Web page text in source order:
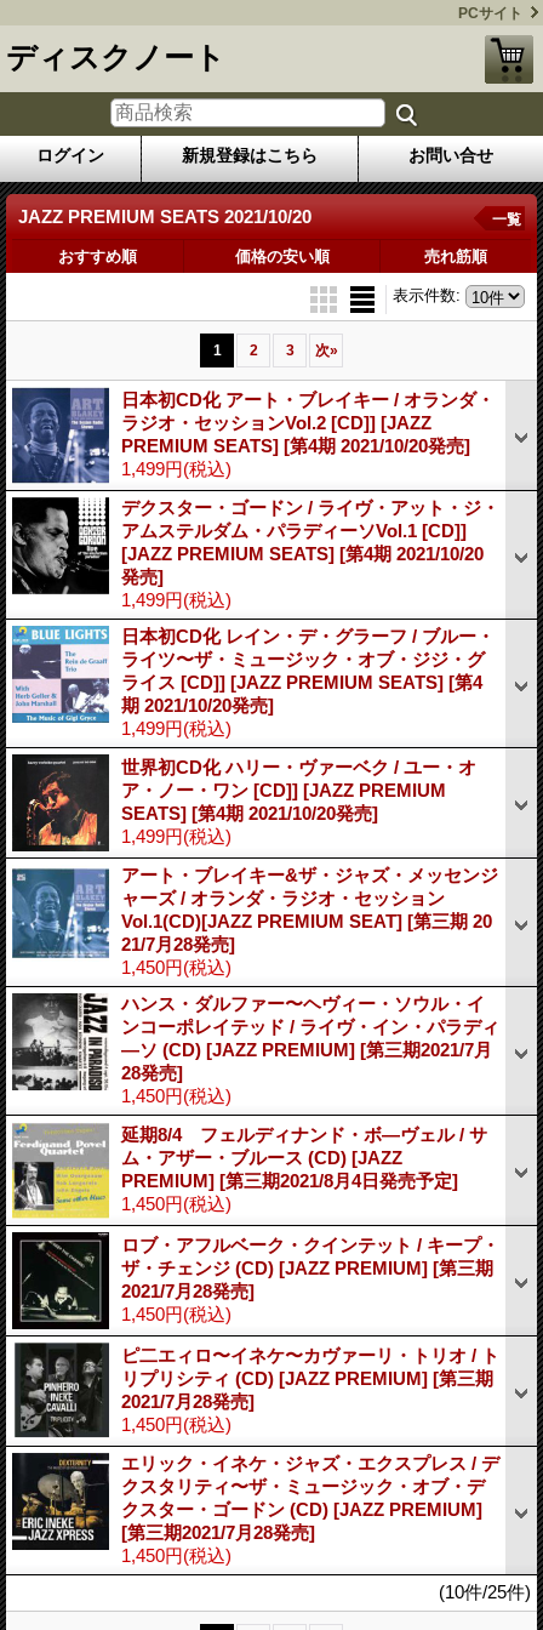
PCサイト
ディスクノート
ログイン 新規登録はこちら お問い合せ
JAZZ PREMIUM SEATS 2021/10/20 一覧
おすすめ順 価格の安い順 売れ筋順
表示件数:
1 2 3 次»
日本初CD化 アート・ブレイキー / オランダ・
ラジオ・セッションVol.2 [CD]] [JAZZ
PREMIUM SEATS] [第4期 2021/10/20発売]
1,499円(税込)
デクスター・ゴードン / ライヴ・アット・ジ・
アムステルダム・パラディーソVol.1 [CD]]
[JAZZ PREMIUM SEATS] [第4期 2021/10/20
発売]
1,499円(税込)
日本初CD化 レイン・デ・グラーフ / ブルー・
ライツ〜ザ・ミュージック・オブ・ジジ・グ
ライス [CD]] [JAZZ PREMIUM SEATS] [第4
期 2021/10/20発売]
1,499円(税込)
世界初CD化 ハリー・ヴァーベク / ユー・オ
ア・ノー・ワン [CD]] [JAZZ PREMIUM
SEATS] [第4期 2021/10/20発売]
1,499円(税込)
アート・ブレイキー&ザ・ジャズ・メッセンジ
ャーズ / オランダ・ラジオ・セッション
Vol.1(CD)[JAZZ PREMIUM SEAT] [第三期 20
21/7月28発売]
1,450円(税込)
ハンス・ダルファー〜ヘヴィー・ソウル・イ
ンコーポレイテッド / ライヴ・イン・パラディ
―ソ (CD) [JAZZ PREMIUM] [第三期2021/7月
28発売]
1,450円(税込)
延期8/4 フェルディナンド・ボ―ヴェル / サ
ム・アザー・ブルース (CD) [JAZZ
PREMIUM] [第三期2021/8月4日発売予定]
1,450円(税込)
ロブ・アフルベーク・クインテット / キープ・
ザ・チェンジ (CD) [JAZZ PREMIUM] [第三期
2021/7月28発売]
1,450円(税込)
ピ二エィロ〜イネケ〜カヴァーリ・トリオ / ト
リプリシティ (CD) [JAZZ PREMIUM] [第三期
2021/7月28発売]
1,450円(税込)
エリック・イネケ・ジャズ・エクスプレス / デ
クスタリティ〜ザ・ミュージック・オブ・デ
クスター・ゴードン (CD) [JAZZ PREMIUM]
[第三期2021/7月28発売]
1,450円(税込)
(10件/25件)